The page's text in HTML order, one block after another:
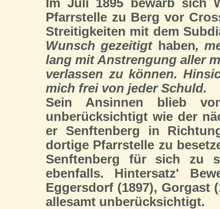
Im Juli 1895 bewarb sich
Pfarrstelle zu Berg vor
Streitigkeiten mit dem
Wunsch gezeitigthaben,
lang mit Anstrengung aller
verlassen zu können.
mich frei von jeder Schuld.
Sein Ansinnen blieb
unberücksichtigt wie der
er Senftenberg in
dortige Pfarrstelle zu
Senftenberg für sich zu
ebenfalls. Hintersatz'
Eggersdorf (1897), Gorgast
allesamt unberücksichtigt.